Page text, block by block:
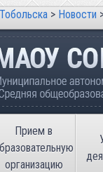
> Новости
автономное
Прием в
организацию